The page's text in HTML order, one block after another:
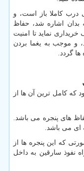
درب کاملا باز است، و
بدان اشاره شد، حفاظ
نماید تا امنیت
و موجب به یغما بردن
گردد.
که کامل ترین آن ها از
های پنجره می باشد.
ای می باشد.
که این پنجره ها از
نفوذ سارقین به داخل